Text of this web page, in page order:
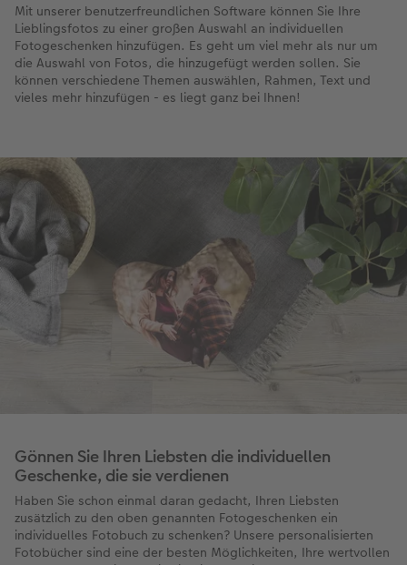
Mit unserer benutzerfreundlichen Software können Sie Ihre
Lieblingsfotos zu einer großen Auswahl an individuellen
Fotogeschenken hinzufügen. Es geht um viel mehr als nur um
die Auswahl von Fotos, die hinzugefügt werden sollen. Sie
können verschiedene Themen auswählen, Rahmen, Text und
vieles mehr hinzufügen - es liegt ganz bei Ihnen!
Gönnen Sie Ihren Liebsten die individuellen
Geschenke, die sie verdienen
Haben Sie schon einmal daran gedacht, Ihren Liebsten
zusätzlich zu den oben genannten Fotogeschenken ein
individuelles Fotobuch zu schenken? Unsere personalisierten
Fotobücher sind eine der besten Möglichkeiten, Ihre wertvollen